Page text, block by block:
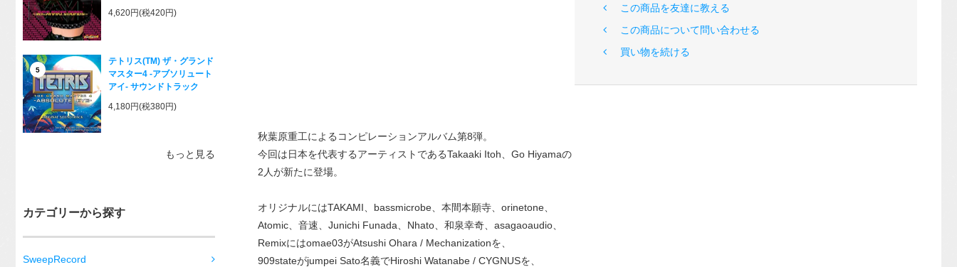
4,620円(税420円)
5
テトリス(TM) ザ・グランド
マスター4 -アブソリュート
アイ- サウンドトラック
4,180円(税380円)
もっと見る
カテゴリーから探す
SweepRecord
この商品を友達に教える
この商品について問い合わせる
買い物を続ける
秋葉原重工によるコンピレーションアルバム第8弾。
今回は日本を代表するアーティストであるTakaaki Itoh、Go Hiyamaの
2人が新たに登場。
オリジナルにはTAKAMI、bassmicrobe、本間本願寺、orinetone、
Atomic、音速、Junichi Funada、Nhato、和泉幸奇、asagaoaudio、
Remixにはomae03がAtsushi Ohara / Mechanizationを、
909stateがjumpei Sato名義でHiroshi Watanabe / CYGNUSを、